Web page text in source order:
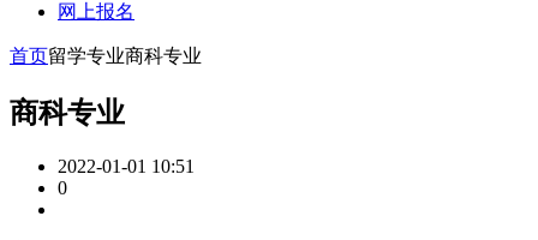
网上报名
首页留学专业商科专业
商科专业
2022-01-01 10:51
0